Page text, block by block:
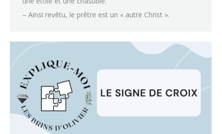
– Ainsi revêtu, le prêtre est un « autre Christ ».